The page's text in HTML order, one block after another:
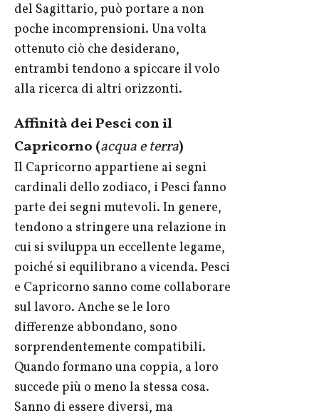
del Sagittario, può portare a non
poche incomprensioni. Una volta
ottenuto ciò che desiderano,
entrambi tendono a spiccare il volo
alla ricerca di altri orizzonti.
Affinità dei Pesci con il
Capricorno (acqua e terra)
Il Capricorno appartiene ai segni
cardinali dello zodiaco, i Pesci fanno
parte dei segni mutevoli. In genere,
tendono a stringere una relazione in
cui si sviluppa un eccellente legame,
poiché si equilibrano a vicenda. Pesci
e Capricorno sanno come collaborare
sul lavoro. Anche se le loro
differenze abbondano, sono
sorprendentemente compatibili.
Quando formano una coppia, a loro
succede più o meno la stessa cosa.
Sanno di essere diversi, ma